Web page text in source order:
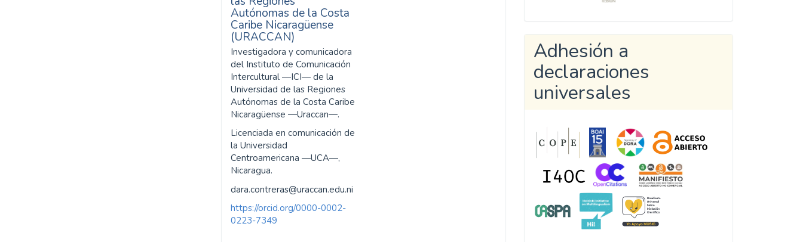
Autónomas de la Costa
Caribe Nicaragüense
(URACCAN)
Investigadora y comunicadora
del Instituto de Comunicación
Intercultural ―ICI― de la
Universidad de las Regiones
Autónomas de la Costa Caribe
Nicaragüense ―Uraccan―.
Licenciada en comunicación de
la Universidad
Centroamericana ―UCA―,
Nicaragua.
dara.contreras@uraccan.edu.ni
https://orcid.org/0000-0002-
0223-7349
Adhesión a
declaraciones
universales